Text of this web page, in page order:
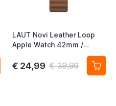
LAUT Novi Leather Loop
Apple Watch 42mm /
44mm / 45mm / 49mm
sepia brown
€ 24,99 € 39,99